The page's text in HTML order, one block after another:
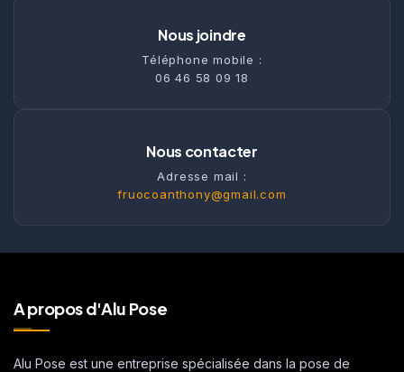
Nous joindre
Téléphone mobile :
06 46 58 09 18
Nous contacter
Adresse mail :
fruocoanthony@gmail.com
A propos d'Alu Pose
Alu Pose est une entreprise spécialisée dans la pose de